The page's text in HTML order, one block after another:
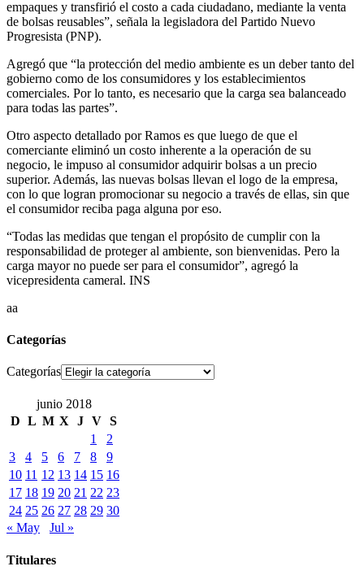
empaques y transfirió el costo a cada ciudadano, mediante la venta
de bolsas reusables”, señala la legisladora del Partido Nuevo
Progresista (PNP).
Agregó que “la protección del medio ambiente es un deber tanto del
gobierno como de los consumidores y los establecimientos
comerciales. Por lo tanto, es necesario que la carga sea balanceado
para todas las partes”.
Otro aspecto detallado por Ramos es que luego de que el
comerciante eliminó un costo inherente a la operación de su
negocio, le impuso al consumidor adquirir bolsas a un precio
superior. Además, las nuevas bolsas llevan el logo de la empresa,
con lo que logran promocionar su negocio a través de ellas, sin que
el consumidor reciba paga alguna por eso.
“Todas las medidas que tengan el propósito de cumplir con la
responsabilidad de proteger al ambiente, son bienvenidas. Pero la
carga mayor no puede ser para el consumidor”, agregó la
vicepresidenta cameral. INS
aa
Categorías
Categorías
junio 2018
D L M X J V S
1
2
3
4 5 6 7 8
9
10 11 12 13 14 15 16
17 18 19 20 21 22 23
24 25 26 27 28 29 30
« May
Jul »
Titulares